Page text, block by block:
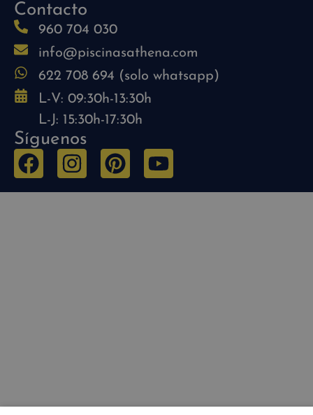
Contacto
960 704 030
info@piscinasathena.com
622 708 694 (solo whatsapp)
L-V: 09:30h-13:30h
L-J: 15:30h-17:30h
Síguenos